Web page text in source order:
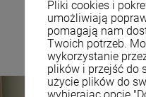
Pliki cookies i
umożliwiają
pomagają nam
Twoich potrzeb.
wykorzystanie
plików i przejść do
użycie plików do
wybierając opcję